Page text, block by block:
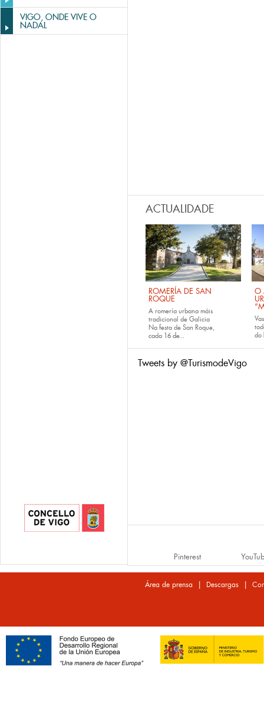
VIGO, ONDE VIVE O
NADAL
ACTUALIDADE
ROMERÍA DE SAN
ROQUE
A romería urbana máis
tradicional de Galicia
Na festa de San Roque,
cada 16 de...
O
do
Tweets by @TurismodeVigo
Pinterest
Área de prensa | Descargas |